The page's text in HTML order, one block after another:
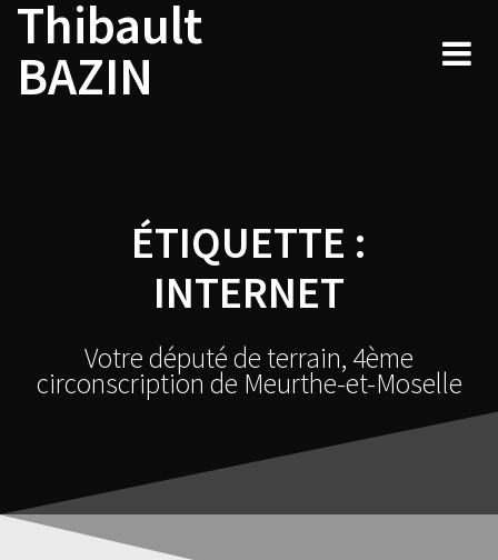
Skip
content
Thibault
BAZIN
ÉTIQUETTE :
INTERNET
Votre député de terrain, 4ème
circonscription de Meurthe-et-Moselle